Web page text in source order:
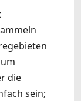
die
sein;